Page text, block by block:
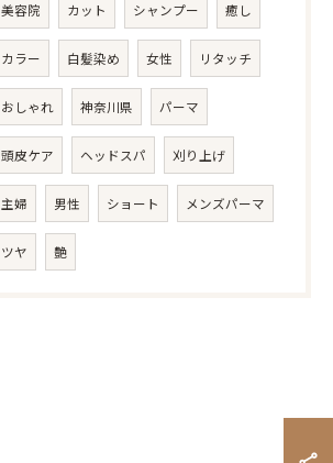
美容院 カット シャンプー 癒し
カラー 白髪染め 女性 リタッチ
おしゃれ 神奈川県 パーマ
頭皮ケア ヘッドスパ 刈り上げ
主婦 男性 ショート メンズパーマ
ツヤ 艶